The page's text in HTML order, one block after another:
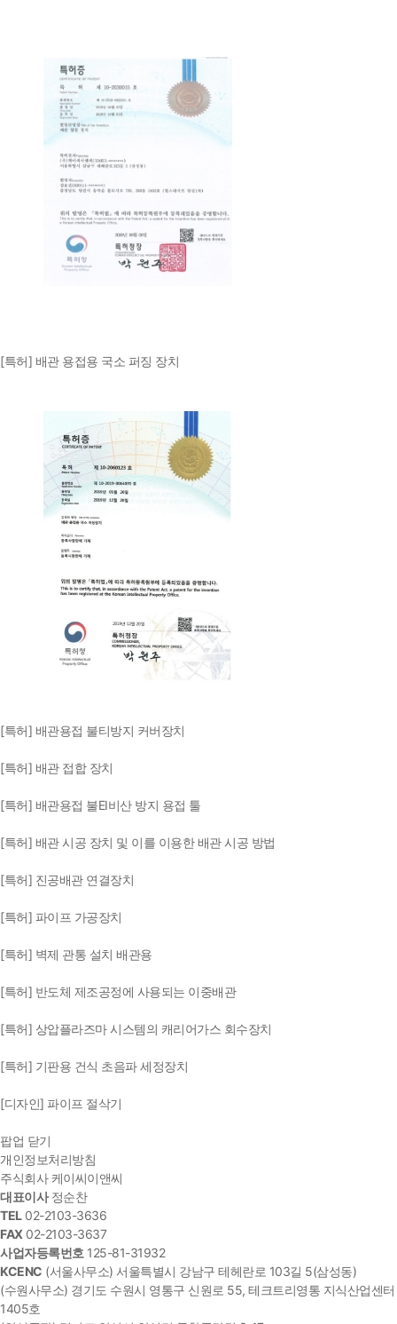
[특허] 배관 용접용 국소 퍼징 장치
[특허] 배관용접 불티방지 커버장치
[특허] 배관 접합 장치
[특허] 배관용접 불EI비산 방지 용접 툴
[특허] 배관 시공 장치 및 이를 이용한 배관 시공 방법
[특허] 진공배관 연결장치
[특허] 파이프 가공장치
[특허] 벽제 관통 설치 배관용
[특허] 반도체 제조공정에 사용되는 이중배관
[특허] 상압플라즈마 시스템의 캐리어가스 회수장치
[특허] 기판용 건식 초음파 세정장치
[디자인] 파이프 절삭기
팝업 닫기
개인정보처리방침
주식회사 케이씨이앤씨
대표이사정순찬
TEL02-2103-3636
FAX 02-2103-3637
사업자등록번호 125-81-31932
KCENC (서울사무소) 서울특별시 강남구 테헤란로 103길 5(삼성동)
(수원사무소) 경기도 수원시 영통구 신원로 55, 테크트리영통 지식산업센터
1405호